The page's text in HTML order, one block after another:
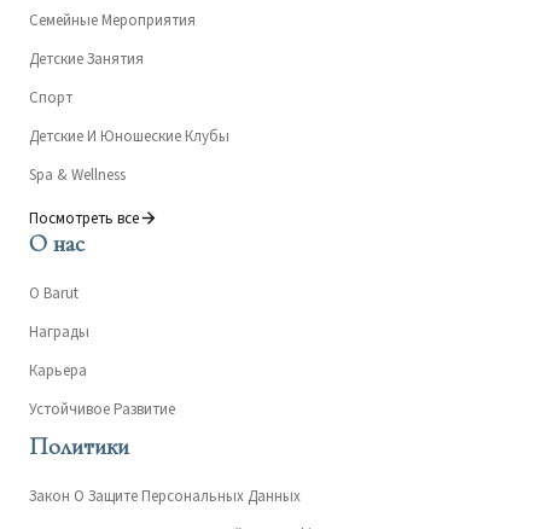
Семейные Мероприятия
Детские Занятия
Спорт
Детские И Юношеские Клубы
Spa & Wellness
Посмотреть все
О нас
О Barut
Награды
Карьера
Устойчивое Развитие
Политики
Закон О Защите Персональных Данных